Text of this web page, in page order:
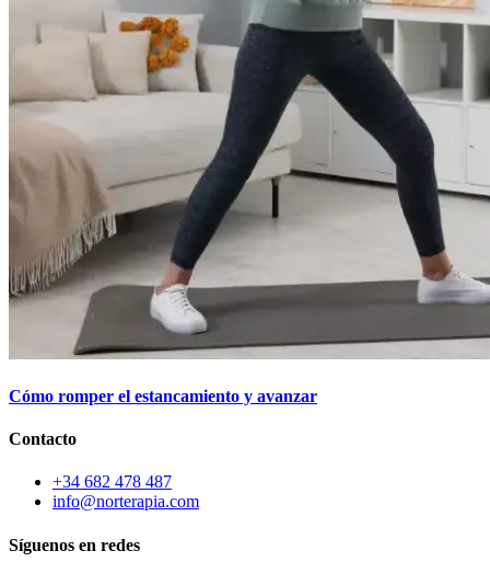
Cómo romper el estancamiento y avanzar
Contacto
+34 682 478 487
info@norterapia.com
Síguenos en redes